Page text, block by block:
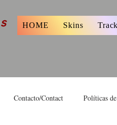
HOME Skins
Contacto/Contact Políticas